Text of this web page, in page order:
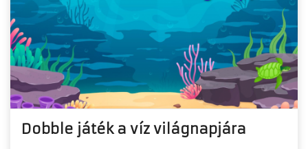
Dobble játék a víz világnapjára